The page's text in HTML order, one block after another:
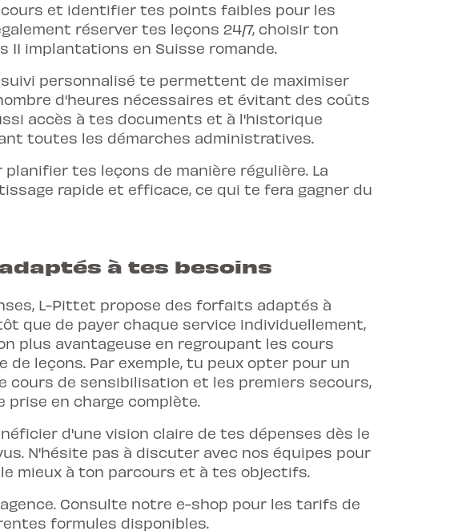
et identifier tes points faibles pour les
réserver tes leçons 24/7, choisir ton
implantations en Suisse romande.
personnalisé te permettent de maximiser
d'heures nécessaires et évitant des coûts
accès à tes documents et à l'historique
toutes les démarches administratives.
tes leçons de manière régulière. La
rapide et efficace, ce qui te fera gagner du
à tes besoins
L-Pittet propose des forfaits adaptés à
que de payer chaque service individuellement,
plus avantageuse en regroupant les cours
leçons. Par exemple, tu peux opter pour un
cours de sensibilisation et les premiers secours,
en charge complète.
d'une vision claire de tes dépenses dès le
. N'hésite pas à discuter avec nos équipes pour
mieux à ton parcours et à tes objectifs.
Consulte notre e-shop pour les tarifs de
formules disponibles.